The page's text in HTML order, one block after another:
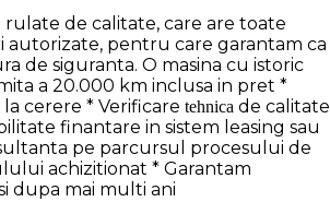
rulate de calitate, care are toate
autorizate, pentru care garantam ca
de siguranta. O masina cu istoric
a 20.000 km inclusa in pret *
cerere * Verificare tehnica de calitate
finantare in sistem leasing sau
pe parcursul procesului de
achizitionat * Garantam
dupa mai multi ani